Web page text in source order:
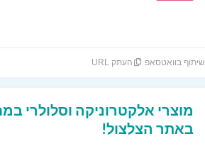
שיתוף בוואטסאפ העתק URL
מוצרי אלקטרוניקה וסלולרי
באתר הצלצול!